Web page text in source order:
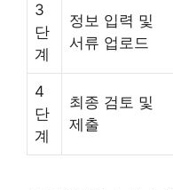
3
단
계
정보 입력 및
서류 업로드
4
단
계
최종 검토 및
제출